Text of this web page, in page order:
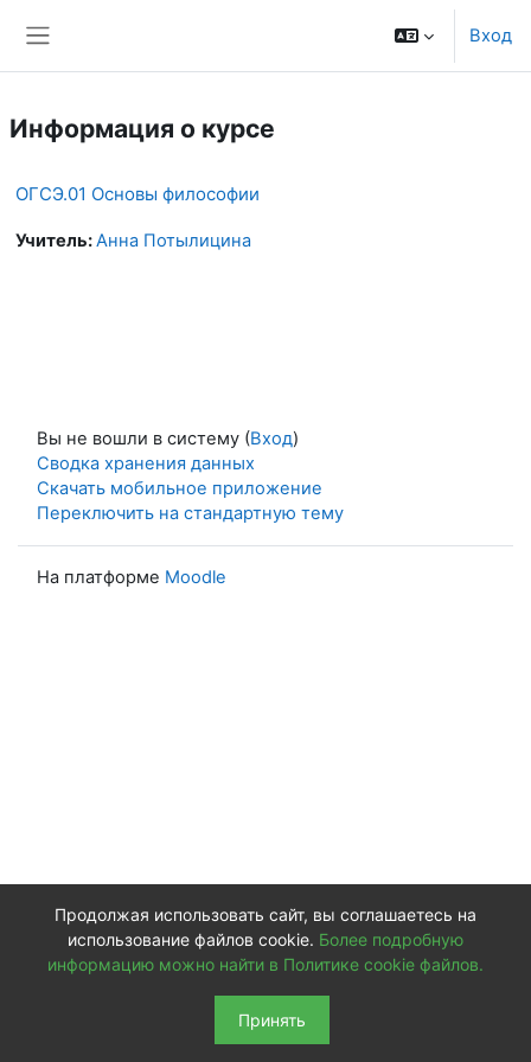
Вход
Информация о курсе
ОГСЭ.01 Основы философии
Учитель:Анна Потылицина
Вы не вошли в систему (Вход)
Сводка хранения данных
Скачать мобильное приложение
Переключить на стандартную тему
На платформе Moodle
Продолжая использовать сайт, вы соглашаетесь на
использование файлов cookie. Более подробную
информацию можно найти в Политике cookie файлов.
Принять